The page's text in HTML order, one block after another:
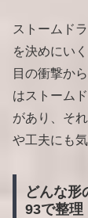
ストームド
を決めにい
目の衝撃か
はストーム
があり、そ
や工夫にも
どんな形
93で整理